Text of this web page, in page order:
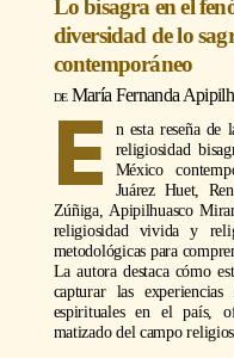
Lo bisagra en el
diversidad de lo
contemporáneo
María Fernanda
E
n esta reseña
religiosidad
México
Juárez Huet,
Zúñiga, Apipilhuasco
religiosidad vivida y
metodológicas para
La autora destaca cómo
capturar las
espirituales en el país,
matizado del campo